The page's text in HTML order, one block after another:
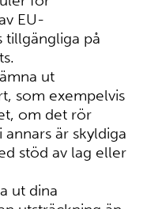
EU-
tillgängliga på
ut
som exempelvis
om det rör
är skyldiga
stöd av lag eller
ut dina